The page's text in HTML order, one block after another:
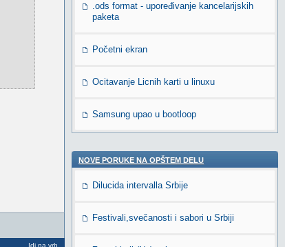
Idi na vrh
.ods format - upoređivanje kancelarijskih
paketa
Početni ekran
Ocitavanje Licnih karti u linuxu
Samsung upao u bootloop
NOVE PORUKE NA OPŠTEM DELU
Dilucida intervalla Srbije
Festivali,svečanosti i sabori u Srbiji